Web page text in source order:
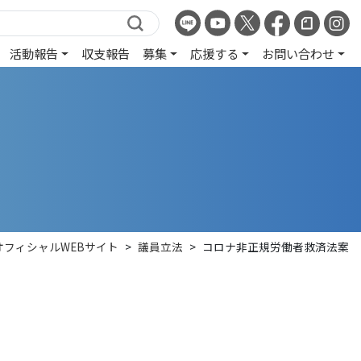
活動報告 収支報告 募集 応援する お問い合わせ
ィシャルWEBサイト > 議員立法 > コロナ非正規労働者救済法案